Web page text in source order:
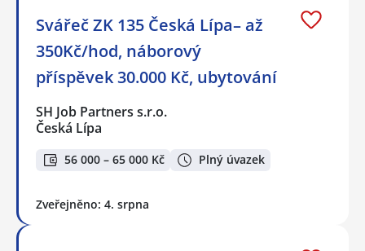
Svářeč ZK 135 Česká Lípa– až
350Kč/hod, náborový
příspěvek 30.000 Kč, ubytování
SH Job Partners s.r.o.
Česká Lípa
56 000 – 65 000 Kč Plný úvazek
Zveřejněno: 4. srpna